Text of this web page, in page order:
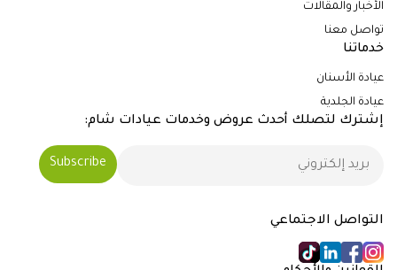
الأخبار والمقالات
تواصل معنا
خدماتنا
عيادة الأسنان
عيادة الجلدية
إشترك لتصلك أحدث عروض وخدمات عيادات شام:
التواصل الاجتماعي